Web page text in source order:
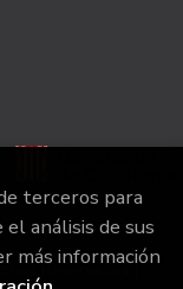
Reservados |
terceros para
análisis de sus
más información